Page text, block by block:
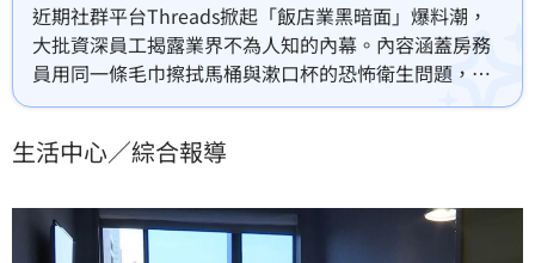
近期社群平台Threads掀起「飯店業黑暗面」爆料潮，
大批資深員工揭露業界不為人知的內幕。內容涵蓋房務
員用同一條毛巾擦拭馬桶與漱口杯的恐怖衛生問題，以
及櫃台人員將惡劣奧客安排入住事故房的秘辛。此外，
理階層強調這些僅是單一個案，但已引發網友熱議。出
質。
生活中心／綜合報導